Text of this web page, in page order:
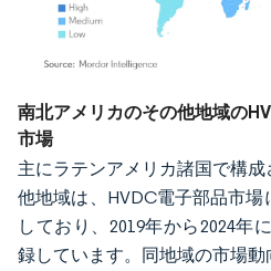
画像 © Mordor Intelligence。再利用には
南北アメリカのその他地域の
市場
主にラテンアメリカ諸国で構
他地域は、HVDC電子部品市
しており、2019年から2024年
録しています。同地域の市場